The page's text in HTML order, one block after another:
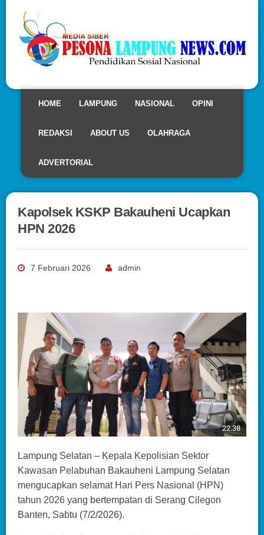
HOME LAMPUNG NASIONAL OPINI
REDAKSI ABOUT US OLAHRAGA
ADVERTORIAL
Kapolsek KSKP Bakauheni Ucapkan
HPN 2026
7 Februari 2026 admin
Lampung Selatan – Kepala Kepolisian Sektor
Kawasan Pelabuhan Bakauheni Lampung Selatan
mengucapkan selamat Hari Pers Nasional (HPN)
tahun 2026 yang bertempatan di Serang Cilegon
Banten, Sabtu (7/2/2026).